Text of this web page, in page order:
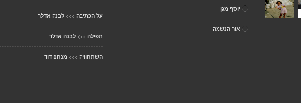
על הכתיבה >>> לבנה אדלר
תפילה >>> לבנה אדלר
השתחוויה >>> מנחם דוד
יוסף מגן
אור הנשמה